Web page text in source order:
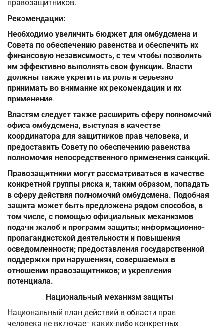
правозащитников.
Рекомендации:
Необходимо увеличить бюджет для омбудсмена и
Совета по обеспечению равенства и обеспечить их
финансовую независимость, с тем чтобы позволить
им эффективно выполнять свои функции. Власти
должны также укрепить их роль и серьезно
принимать во внимание их рекомендации и их
применение.
Властям следует также расширить сферу полномочий
офиса омбудсмена, выступая в качестве
координатора для защитников прав человека, и
предоставить Совету по обеспечению равенства
полномочия непосредственного применения санкций.
Правозащитники могут рассматриваться в качестве
конкретной группы риска и, таким образом, попадать
в сферу действия полномочий омбудсмена. Подобная
защита может быть предложена рядом способов, в
том числе, с помощью официальных механизмов
подачи жалоб и программ защиты; информационно-
пропагандистской деятельности и повышения
осведомленности; предоставления государственной
поддержки при нарушениях, совершаемых в
отношении правозащитников; и укрепления
потенциала.
Национальный механизм защиты
Национальный план действий в области прав
человека не включает каких-либо конкретных